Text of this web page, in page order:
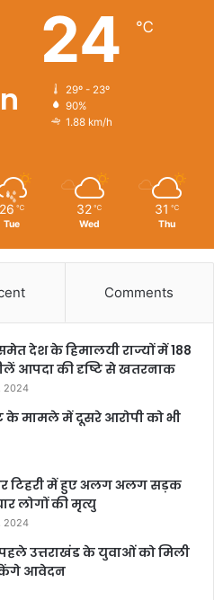
24 ℃
29º - 23º
90%
1.88 km/h
26 ℃
Tue
32 ℃
Wed
31 ℃
Thu
Comments
देश के हिमालयी राज्यों में 188
आपदा की दृष्टि से खतरनाक
2024
मामले में दूसरे आरोपी को भी
टिहरी में हुए अलग अलग सड़क
लोगों की मृत्यु
2024
उत्तराखंड के युवाओं को मिली
आवेदन